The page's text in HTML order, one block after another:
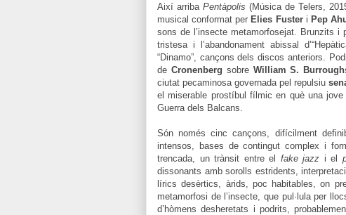
Així arriba Pentàpolis (Música de Telers,
musical conformat perElies Fusteri Pep
sons de l’insecte metamorfosejat. Brunzits i
tristesa i l’abandonament abissal
“Dinamo”, cançons dels discos anteriors.
de Cronenberg sobre William S.
ciutat pecaminosa governada pel repulsiu
el miserable prostíbul fílmic en què una
Guerra dels Balcans.
Són només cinc cançons, difícilment
intensos, bases de contingut complex i
trencada, un trànsit entre el fake jazz i el
dissonants amb sorolls estridents,
lírics desèrtics, àrids, poc habitables, on
metamorfosi de l’insecte, que pul·lula per
d’hòmens desheretats i podrits,